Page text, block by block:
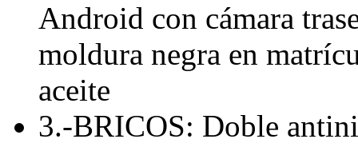
Android con cámara
moldura negra en
aceite
3.-BRICOS: Doble